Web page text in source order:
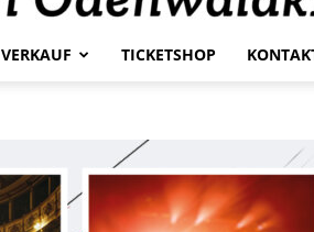
VERKAUF TICKETSHOP